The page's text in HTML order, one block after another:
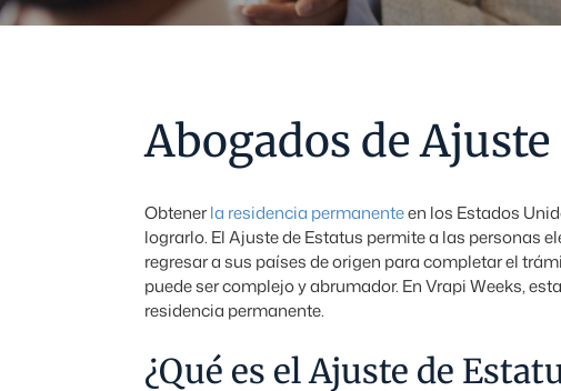
Abogados de
Obtenerla residencia permanenteen los Estados
lograrlo. El Ajuste de Estatus permite a las personas
regresar a sus países de origen para completar el
puede ser complejo y abrumador. En Vrapi Weeks,
residencia permanente.
¿Qué es el Ajuste de